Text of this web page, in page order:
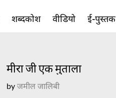
मीरा जी एक मुताला
byजमील जालिबी
शब्दकोश वीडियो ई-पुस्तक